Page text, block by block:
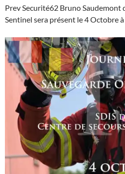
Prev Securité62 Bruno Saudemont
Sentinel sera présent le 4 Octobre